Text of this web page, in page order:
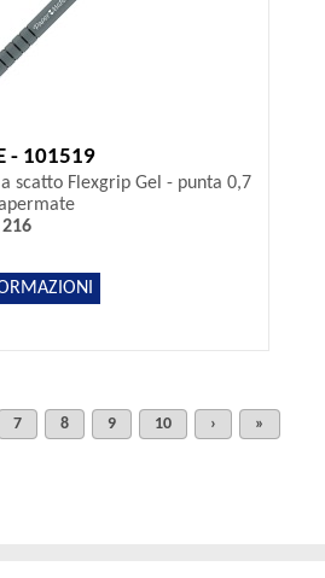
- 101519
scatto Flexgrip Gel - punta 0,7
7 8 9 10 › »